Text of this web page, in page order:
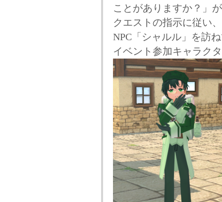
ことがありますか？」
クエストの指示に従い
NPC「シャルル」を訪
イベント参加キャラク